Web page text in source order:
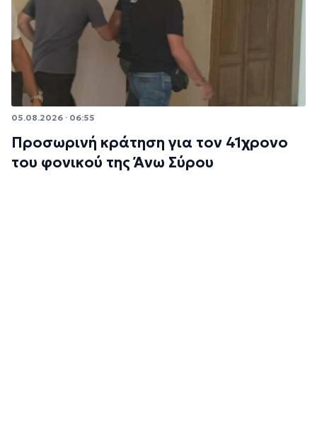
05.08.2026 · 06:55
Προσωρινή κράτηση για τον 41χρονο
του φονικού της Άνω Σύρου